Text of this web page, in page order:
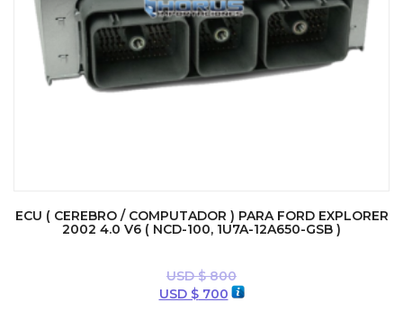
ECU ( CEREBRO / COMPUTADOR ) PARA FORD EXPLORER
2002 4.0 V6 ( NCD-100, 1U7A-12A650-GSB )
USD $800
El
USD $700El